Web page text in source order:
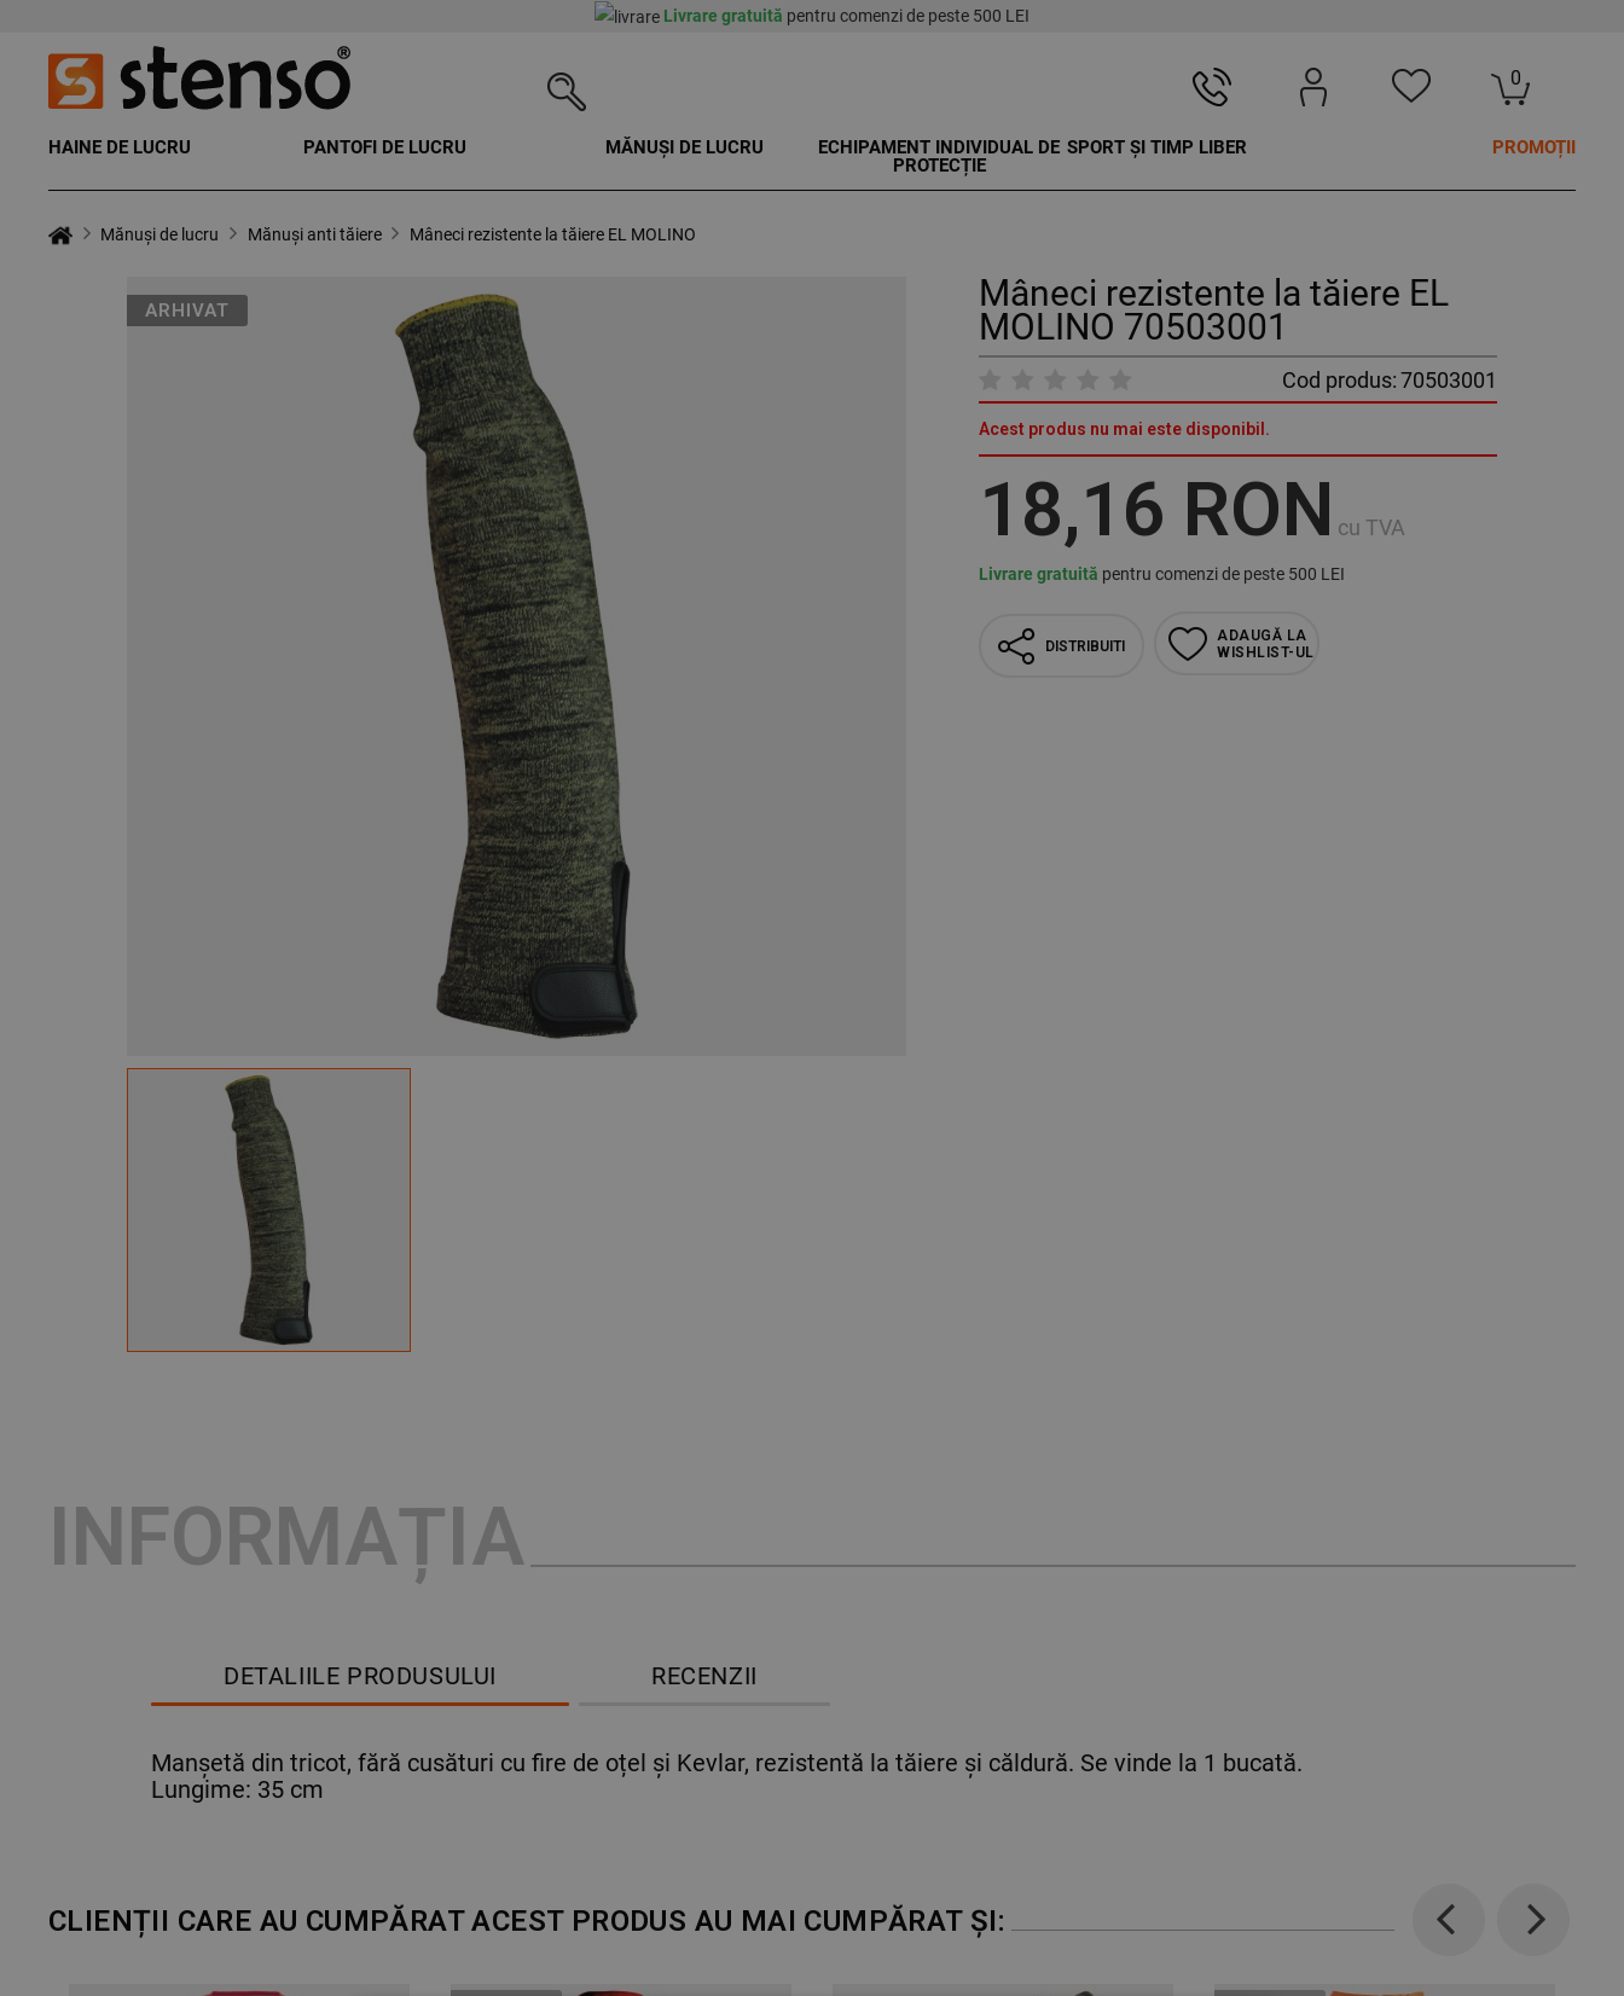
Livrare gratuită pentru comenzi de peste 500 LEI
0
HAINE DE LUCRU PANTOFI DE LUCRU MĂNUȘI DE LUCRU
ECHIPAMENT INDIVIDUAL DE
PROTECȚIE
SPORT ȘI TIMP LIBER PROMOȚII
Mănuși de lucru Mănuși anti tăiere Mâneci rezistente la tăiere EL MOLINO
ARHIVAT
Mâneci rezistente la tăiere EL
MOLINO 70503001
Cod produs:70503001
Acest produs nu mai este disponibil.
18,16 RON cu TVA
Livrare gratuită pentru comenzi de peste 500 LEI
DISTRIBUITI
ADAUGĂ LA
WISHLIST-UL
INFORMAȚIA
DETALIILE PRODUSULUI RECENZII
Manșetă din tricot, fără cusături cu fire de oțel și Kevlar, rezistentă la tăiere și căldură. Se vinde la 1 bucată.
Lungime: 35 cm
CLIENȚII CARE AU CUMPĂRAT ACEST PRODUS AU MAI CUMPĂRAT ȘI:
Previous Next